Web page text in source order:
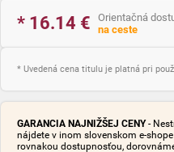
* 16.14 €
Orientačná
na ceste
* Uvedená cena titulu je platná pri
GARANCIA NAJNIŽŠEJ CENY-
nájdete v inom slovenskom e-
rovnakou dostupnosťou,